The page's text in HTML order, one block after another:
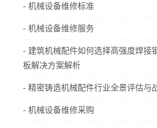
- 机械设备维修标准
- 机械设备维修服务
- 建筑机械配件如何选择高强度焊接
板解决方案解析
- 精密铸造机械配件行业全景评估与
- 机械设备维修采购